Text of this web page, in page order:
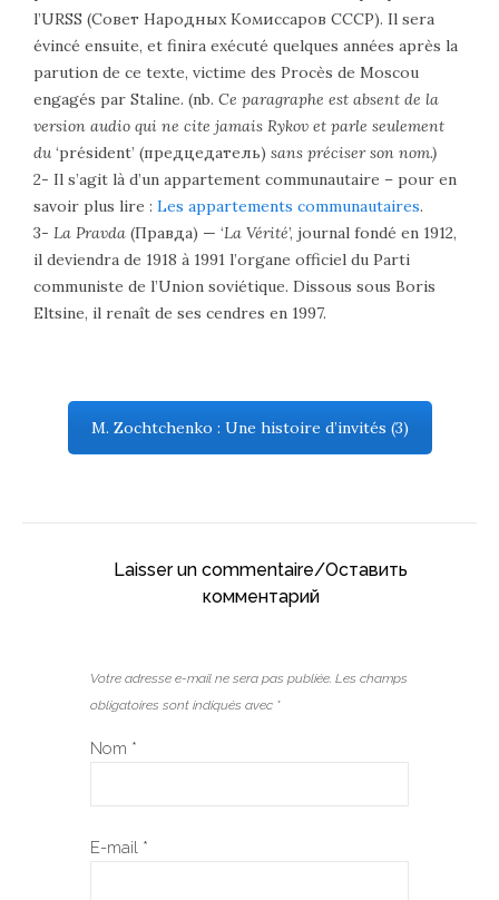
l’URSS (Совет Народных Комиссаров СССР). Il sera
évincé ensuite, et finira exécuté quelques années après la
parution de ce texte, victime des Procès de Moscou
engagés par Staline. (nb. Ce paragraphe est absent de la
version audio qui ne cite jamais Rykov et parle seulement
du ‘président’ (предцедатель) sans préciser son nom.)
2- Il s’agit là d’un appartement communautaire – pour en
savoir plus lire : Les appartements communautaires.
3- La Pravda (Правда) — ‘La Vérité’, journal fondé en 1912,
il deviendra de 1918 à 1991 l’organe officiel du Parti
communiste de l’Union soviétique. Dissous sous Boris
Eltsine, il renaît de ses cendres en 1997.
M. Zochtchenko : Une histoire d’invités (3)
Laisser un commentaire/Оставить
комментарий
Votre adresse e-mail ne sera pas publiée. Les champs
obligatoires sont indiqués avec *
Nom *
E-mail *